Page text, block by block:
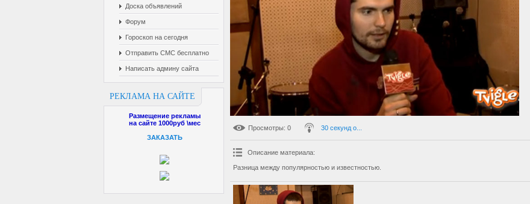
Доска объявлений
Форум
Гороскоп на сегодня
Отправить СМС бесплатно
Написать админу сайта
РЕКЛАМА НА САЙТЕ
Размещение рекламы
на сайте 1000руб \мес
ЗАКАЗАТЬ
Просмотры: 0 30 секунд о...
Описание материала:
Разница между популярностью и известностью.